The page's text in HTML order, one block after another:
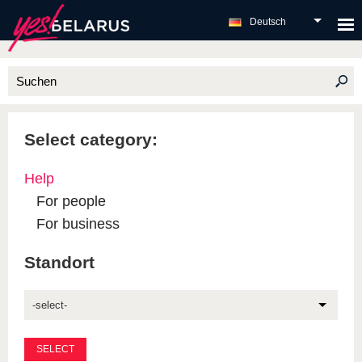
Deutsch
Select category:
Help
For people
For business
Standort
-select-